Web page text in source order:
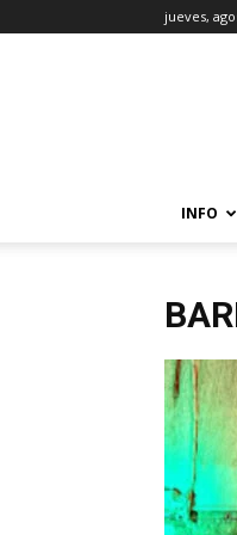
jueves,
INFO